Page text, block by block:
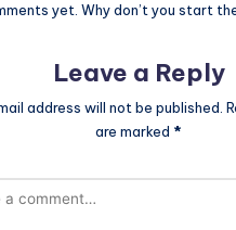
yet. Why don’t you start
Leave a Reply
address will not be published.
are marked *